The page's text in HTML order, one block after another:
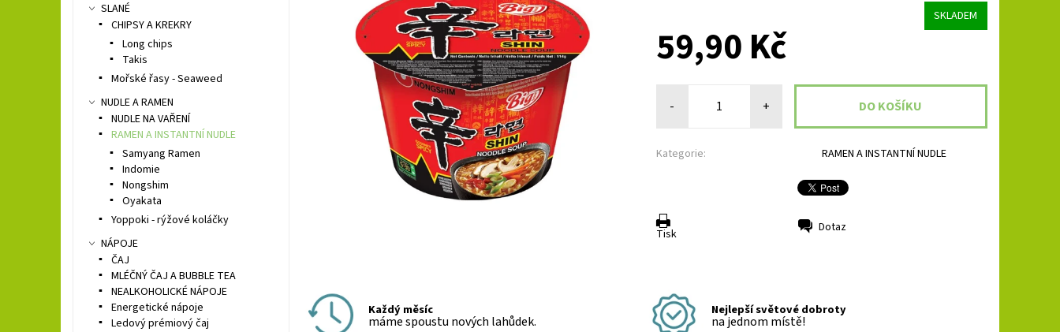
SKLADEM
59,90 Kč
- +
Kategorie: RAMEN A INSTANTNÍ NUDLE
Tisk Dotaz
Každý měsíc
máme spoustu nových lahůdek.
Nejlepší světové dobroty
na jednom místě!
SLANÉ
CHIPSY A KREKRY
Long chips
Takis
Mořské řasy - Seaweed
NUDLE A RAMEN
NUDLE NA VAŘENÍ
RAMEN A INSTANTNÍ NUDLE
Samyang Ramen
Indomie
Nongshim
Oyakata
Yoppoki - rýžové koláčky
NÁPOJE
ČAJ
MLÉČNÝ ČAJ A BUBBLE TEA
NEALKOHOLICKÉ NÁPOJE
Energetické nápoje
Ledový prémiový čaj